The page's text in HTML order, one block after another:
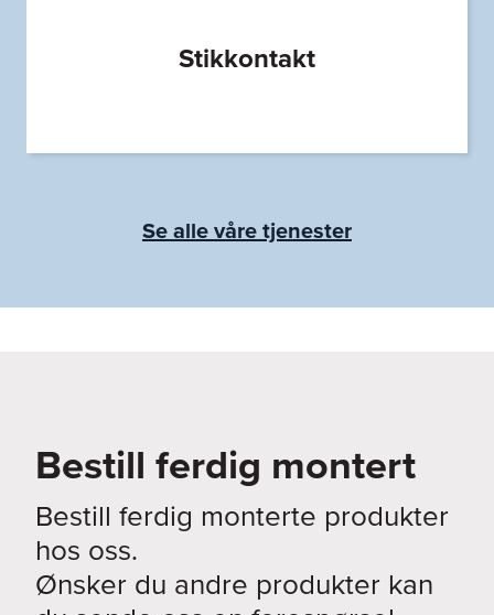
Stikkontakt
Se alle våre tjenester
Bestill ferdig montert
Bestill ferdig monterte produkter
hos oss.
Ønsker du andre produkter kan